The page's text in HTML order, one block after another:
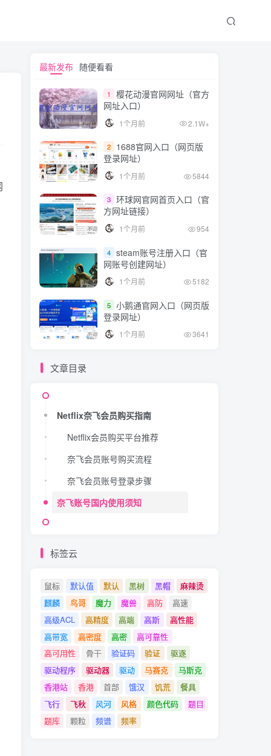
Netflix奈飞会员购买指南
Netflix会员购买平台推荐
奈飞会员账号购买流程
奈飞会员账号登录步骤
奈飞账号国内使用须知
最新发布 随便看看
1
樱花动漫官网网址（官方
网址入口）
1个月前 2.1W+
2
1688官网入口（网页版
登录网址）
1个月前 5844
3 环球网官网首页入口（官
方网址链接）
1个月前 954
4 steam账号注册入口（官
网账号创建网址）
1个月前 5182
5 小鹅通官网入口（网页版
登录网址）
1个月前 3641
文章目录
Netflix奈飞会员购买指南
Netflix会员购买平台推荐
奈飞会员账号购买流程
奈飞会员账号登录步骤
奈飞账号国内使用须知
标签云
鼠标 默认值 默认 黑树 黑帽
麻辣烫
麒麟
鸟哥 魔力 魔兽 高防
高速
高级ACL
高精度 高端 高斯
高性能
高带宽
高密度 高密
高可靠性
高可用性
骨干 验证码 验证
驱逐
驱动程序
驱动器 驱动 马赛克
马斯克
香港站
香港 首部 饿汉 饥荒
餐具
飞行
飞秋 风河 风格 颜色代码
题目
题库
颗粒 频谱 频率